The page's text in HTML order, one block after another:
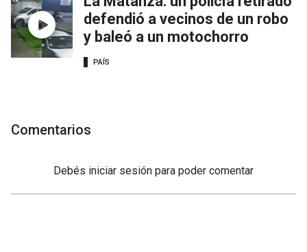
defendió a vecinos de un robo
y baleó a un motochorro
PAÍS
Comentarios
Debés iniciar sesión para poder comentar